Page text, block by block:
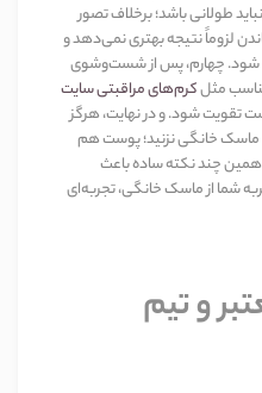
طولانی باشد؛ برخلاف تصور
لزوماً نتیجه بهتری نمی‌دهد و
شود. چهارم، پس از شست‌وشوی
مثلکرم‌های مراقبتی سایت
تقویت شود. و در نهایت، هرگز
ماسک خانگی نزنید؛ پوست هم
همین چند نکته ساده باعث
شما از ماسک خانگی، تجربه‌ای
و تیم